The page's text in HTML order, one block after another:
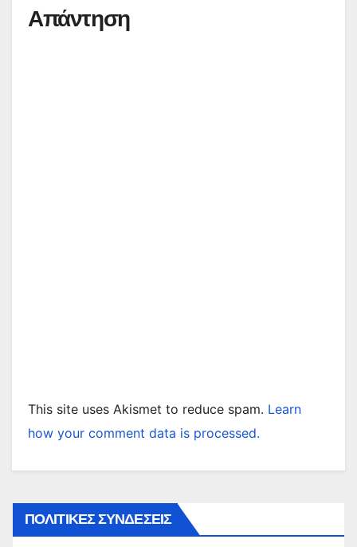
Απάντηση
This site uses Akismet to reduce spam. Learn
how your comment data is processed.
ΠΟΛΙΤΙΚΕΣ ΣΥΝΔΕΣΕΙΣ